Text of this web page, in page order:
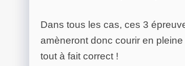
Dans tous les cas, ces 3
amèneront donc courir en
tout à fait correct !